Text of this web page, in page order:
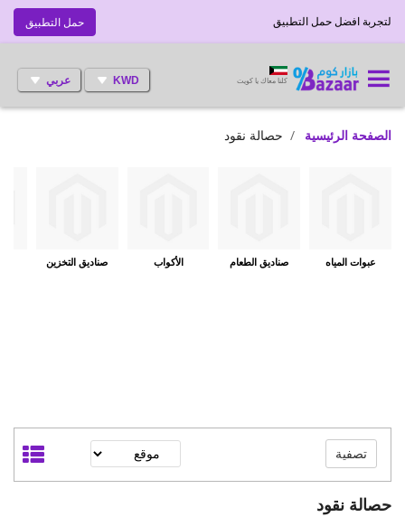
حمل التطبيق لتجربة افضل حمل التطبيق
KWD عربي كلنا معاك يا كويت
الصفحة الرئيسية حصالة نقود
عبوات المياه صناديق الطعام الأكواب صناديق التخزين
حصالة نقود
تصفية